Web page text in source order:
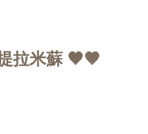
拉米蘇 🖤🤎